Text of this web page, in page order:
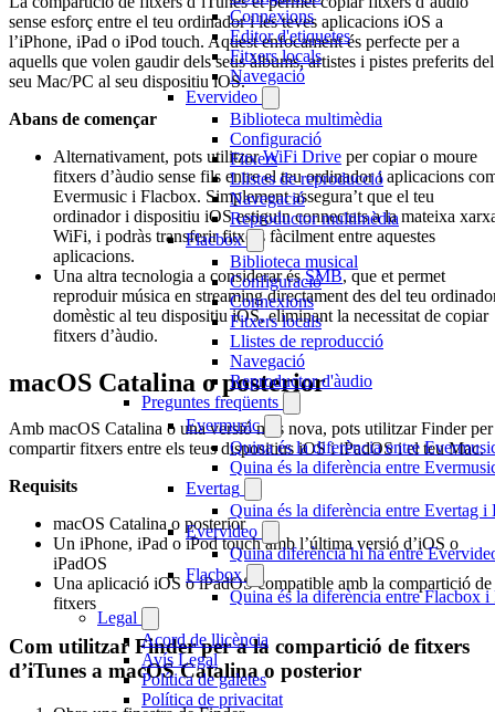
Connexions
Editor d'etiquetes
Fitxers locals
Navegació
Evervideo
Biblioteca multimèdia
Configuració
Fitxers
Llistes de reproducció
Navegació
Reproductor multimèdia
Flacbox
Biblioteca musical
Configuració
Connexions
Fitxers locals
Llistes de reproducció
Navegació
Reproductor d'àudio
Preguntes freqüents
Evermusic
Quina és la diferència entre
Quina és la diferència entre
Evertag
Quina és la diferència entre Evertag i
Evervideo
Quina diferència hi ha entre
Flacbox
Quina és la diferència entre Flacbox
Legal
Acord de llicència
Avís Legal
Política de galetes
Política de privacitat
sense esforç entre el teu ordinador i les teves aplicacions iOS a
l’iPhone, iPad o iPod touch. Aquest enfocament és perfecte per a
aquells que volen gaudir dels seus àlbums, artistes i pistes preferits del
seu Mac/PC al seu dispositiu iOS.
Abans de començar
Alternativament, pots utilitzarWiFi Drive per copiar o moure
fitxers d’àudio sense fils entre el teu ordinador i aplicacions
Evermusic i Flacbox. Simplement assegura’t que el teu
ordinador i dispositiu iOS estiguin connectats a la mateixa
WiFi, i podràs transferir fitxers fàcilment entre aquestes
aplicacions.
Una altra tecnologia a considerar ésSMB, que et permet
reproduir música en streaming directament des del teu
domèstic al teu dispositiu iOS, eliminant la necessitat de copiar
fitxers d’àudio.
macOS Catalina o posterior
Amb macOS Catalina o una versió més nova, pots utilitzar Finder per
compartir fitxers entre els teus dispositius iOS i iPadOS i el teu Mac.
Requisits
macOS Catalina o posterior
Un iPhone, iPad o iPod touch amb l’última versió d’iOS o
iPadOS
Una aplicació iOS o iPadOS compatible amb la compartició de
fitxers
Com utilitzar Finder per a la compartició de fitxers
d’iTunes a macOS Catalina o posterior